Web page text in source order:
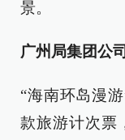
景。
广州局集团公司
“海南环岛漫
款旅游计次票